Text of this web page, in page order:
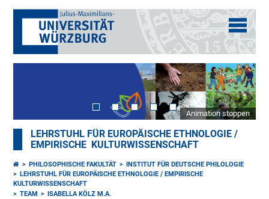
Animation stoppen
LEHRSTUHL FÜR EUROPÄISCHE ETHNOLOGIE /
EMPIRISCHE KULTURWISSENSCHAFT
PHILOSOPHISCHE FAKULTÄT
INSTITUT FÜR DEUTSCHE PHILOLOGIE
LEHRSTUHL FÜR EUROPÄISCHE ETHNOLOGIE / EMPIRISCHE
KULTURWISSENSCHAFT
TEAM
ISABELLA KÖLZ M.A.